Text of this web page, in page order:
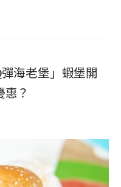
海老堡」蝦堡開
？